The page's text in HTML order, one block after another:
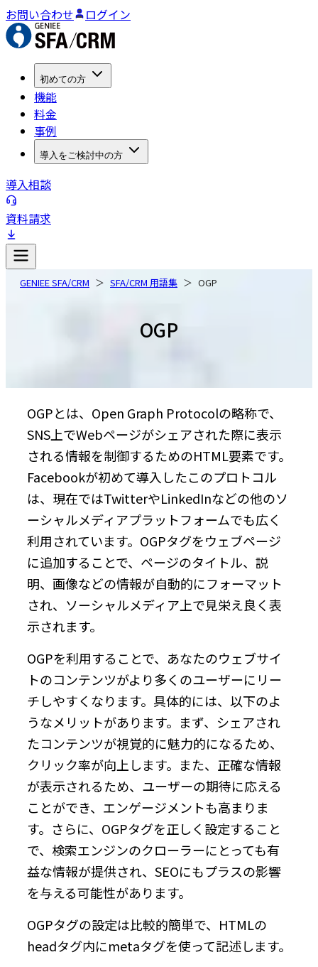
お問い合わせ ログイン
初めての方
機能
料金
事例
導入をご検討中の方
導入相談
資料請求
GENIEE SFA/CRM SFA/CRM 用語集 OGP
OGP
OGPとは、Open Graph Protocolの略称で、
SNS上でWebページがシェアされた際に表示
される情報を制御するためのHTML要素です。
Facebookが初めて導入したこのプロトコル
は、現在ではTwitterやLinkedInなどの他のソ
ーシャルメディアプラットフォームでも広く
利用されています。OGPタグをウェブページ
に追加することで、ページのタイトル、説
明、画像などの情報が自動的にフォーマット
され、ソーシャルメディア上で見栄え良く表
示されます。
OGPを利用することで、あなたのウェブサイ
トのコンテンツがより多くのユーザーにリー
チしやすくなります。具体的には、以下のよ
うなメリットがあります。まず、シェアされ
たコンテンツが視覚的に魅力的になるため、
クリック率が向上します。また、正確な情報
が表示されるため、ユーザーの期待に応える
ことができ、エンゲージメントも高まりま
す。さらに、OGPタグを正しく設定すること
で、検索エンジンのクローラーにとっても有
益な情報が提供され、SEOにもプラスの影響
を与える可能性があります。
OGPタグの設定は比較的簡単で、HTMLの
headタグ内にmetaタグを使って記述します。